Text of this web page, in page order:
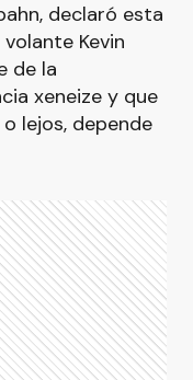
declaró esta
Kevin
de la
xeneize y que
lejos, depende